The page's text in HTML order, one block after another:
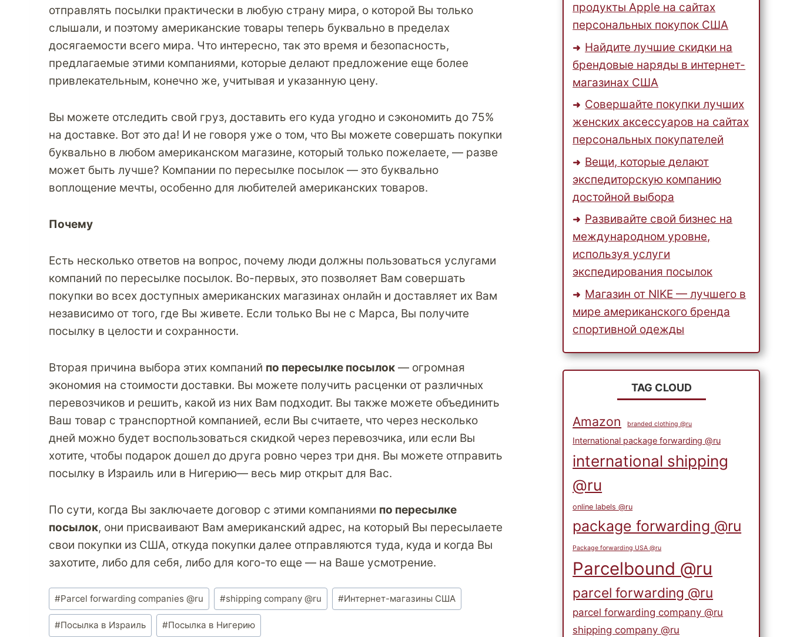
отправлять посылки практически в любую страну мира, о которой Вы только
слышали, и поэтому американские товары теперь буквально в пределах
досягаемости всего мира. Что интересно, так это время и безопасность,
предлагаемые этими компаниями, которые делают предложение еще более
привлекательным, конечно же, учитывая и указанную цену.
Вы можете отследить свой груз, доставить его куда угодно и сэкономить до 75%
на доставке. Вот это да! И не говоря уже о том, что Вы можете совершать покупки
буквально в любом американском магазине, который только пожелаете, — разве
может быть лучше? Компании по пересылке посылок — это буквально
воплощение мечты, особенно для любителей американских товаров.
Почему
Есть несколько ответов на вопрос, почему люди должны пользоваться услугами
компаний по пересылке посылок. Во-первых, это позволяет Вам совершать
покупки во всех доступных американских магазинах онлайн и доставляет их Вам
независимо от того, где Вы живете. Если только Вы не с Марса, Вы получите
посылку в целости и сохранности.
Вторая причина выбора этих компаний по пересылке посылок — огромная
экономия на стоимости доставки. Вы можете получить расценки от различных
перевозчиков и решить, какой из них Вам подходит. Вы также можете объединить
Ваш товар с транспортной компанией, если Вы считаете, что через несколько
дней можно будет воспользоваться скидкой через перевозчика, или если Вы
хотите, чтобы подарок дошел до друга ровно через три дня. Вы можете отправить
посылку в Израиль или в Нигерию— весь мир открыт для Вас.
По сути, когда Вы заключаете договор с этими компаниями по пересылке
посылок, они присваивают Вам американский адрес, на который Вы пересылаете
свои покупки из США, откуда покупки далее отправляются туда, куда и когда Вы
захотите, либо для себя, либо для кого-то еще — на Ваше усмотрение.
Метки
записи:
#Parcel forwarding companies @ru #shipping company @ru #Интернет-магазины США
#Посылка в Израиль #Посылка в Нигерию
продукты Apple на сайтах
персональных покупок США
Найдите лучшие скидки на
брендовые наряды в интернет-
магазинах США
Совершайте покупки лучших
женских аксессуаров на сайтах
персональных покупателей
Вещи, которые делают
экспедиторскую компанию
достойной выбора
Развивайте свой бизнес на
международном уровне,
используя услуги
экспедирования посылок
Магазин от NIKE — лучшего в
мире американского бренда
спортивной одежды
TAG CLOUD
Amazon branded clothing @ru
International package forwarding @ru
international shipping
@ru
online labels @ru
package forwarding @ru
Package forwarding USA @ru
Parcelbound @ru
parcel forwarding @ru
parcel forwarding company @ru
shipping company @ru